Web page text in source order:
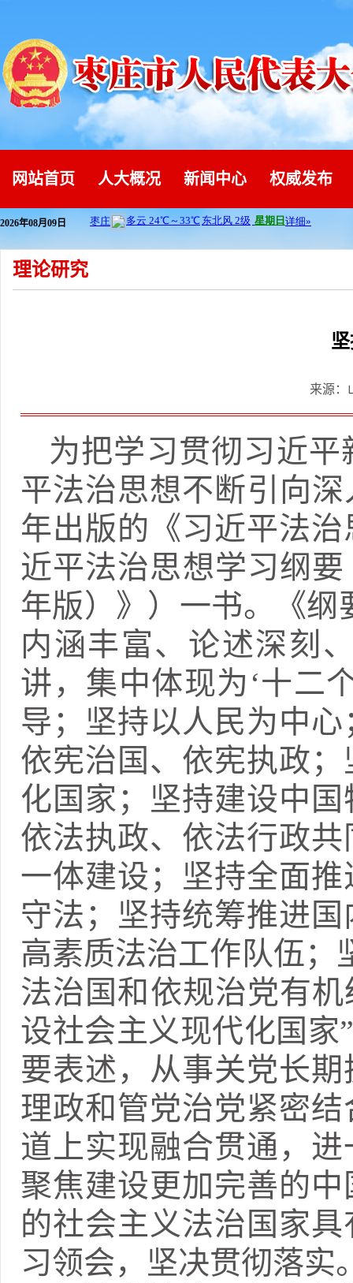
网站首页 人大概况 新闻中心 权威发布
2026年08月09日
理论研究
来源：
为把学习贯彻习近
平法治思想不断引向
年出版的《习近平法
近平法治思想学习纲
年版）》）一书。《纲
内涵丰富、论述深刻
讲，集中体现为‘十二
导；坚持以人民为中
依宪治国、依宪执政
化国家；坚持建设中
依法执政、依法行政
一体建设；坚持全面
守法；坚持统筹推进
高素质法治工作队伍；
法治国和依规治党有
设社会主义现代化国家
要表述，从事关党长
理政和管党治党紧密
道上实现融合贯通，
聚焦建设更加完善的
的社会主义法治国家
习领会，坚决贯彻落实